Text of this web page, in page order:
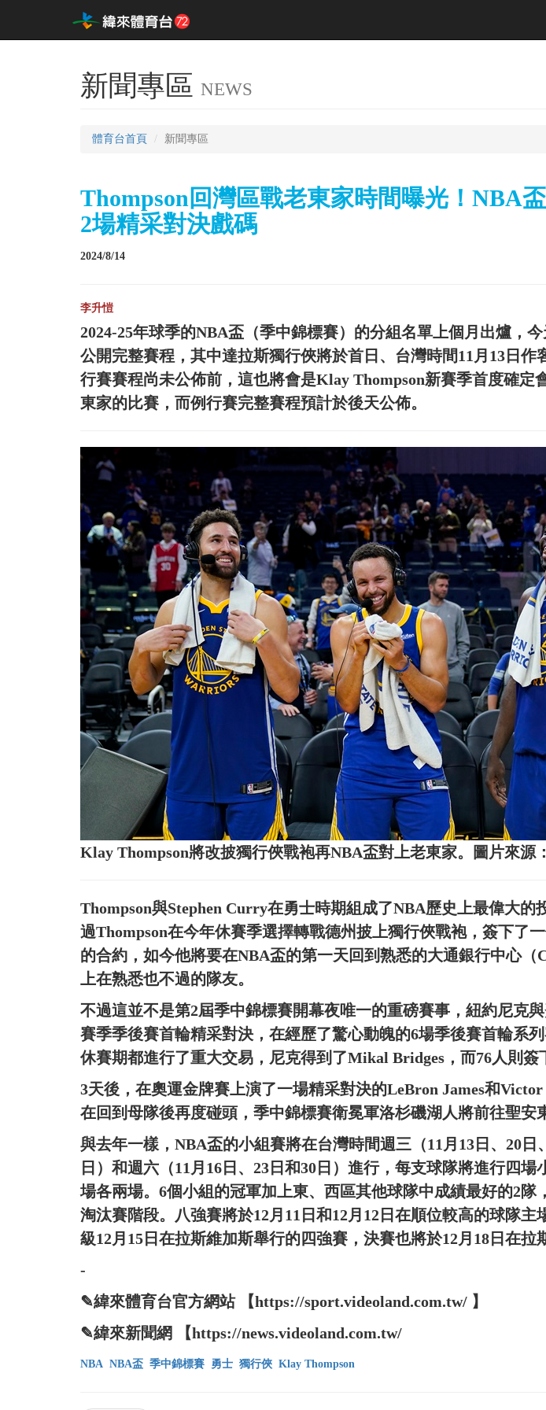
新聞專區 NEWS
體育台首頁 新聞專區
Thompson回灣區戰老東家時間曝光！NBA
2場精采對決戲碼
2024/8/14
李升愷
2024-25年球季的NBA盃（季中錦標賽）的分組名單上個月出爐，
公開完整賽程，其中達拉斯獨行俠將於首日、台灣時間11月13日作
行賽賽程尚未公佈前，這也將會是Klay Thompson新賽季首度確定
東家的比賽，而例行賽完整賽程預計於後天公佈。
Klay Thompson將改披獨行俠戰袍再NBA盃對上老東家。圖片來源
Thompson與Stephen Curry在勇士時期組成了NBA歷史上最偉大的
過Thompson在今年休賽季選擇轉戰德州披上獨行俠戰袍，簽下了
的合約，如今他將要在NBA盃的第一天回到熟悉的大通銀行中心（
上在熟悉也不過的隊友。
不過這並不是第2屆季中錦標賽開幕夜唯一的重磅賽事，紐約尼克
賽季季後賽首輪精采對決，在經歷了驚心動魄的6場季後賽首輪系
休賽期都進行了重大交易，尼克得到了Mikal Bridges，而76人則簽
3天後，在奧運金牌賽上演了一場精采對決的LeBron James和Victor
在回到母隊後再度碰頭，季中錦標賽衛冕軍洛杉磯湖人將前往聖安
與去年一樣，NBA盃的小組賽將在台灣時間週三（11月13日、20日
日）和週六（11月16日、23日和30日）進行，每支球隊將進行四場
場各兩場。6個小組的冠軍加上東、西區其他球隊中成績最好的2隊
淘汰賽階段。八強賽將於12月11日和12月12日在順位較高的球隊主
級12月15日在拉斯維加斯舉行的四強賽，決賽也將於12月18日在拉
-
✎緯來體育台官方網站 【https://sport.videoland.com.tw/ 】
✎緯來新聞網 【https://news.videoland.com.tw/
NBA NBA盃 季中錦標賽 勇士 獨行俠 Klay Thompson